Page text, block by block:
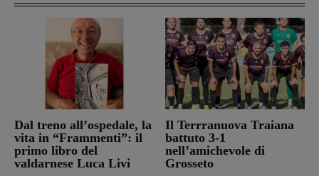
Dal treno all’ospedale, la
vita in “Frammenti”: il
primo libro del
valdarnese Luca Livi
Il Terrranuova Traiana
battuto 3-1
nell’amichevole di
Grosseto